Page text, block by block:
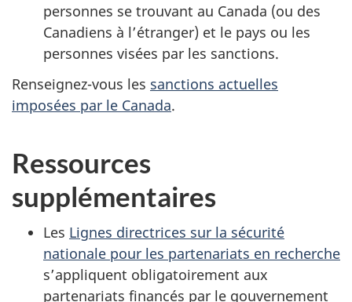
personnes se trouvant au Canada (ou des
Canadiens à l’étranger) et le pays ou les
personnes visées par les sanctions.
Renseignez-vous les sanctions actuelles
imposées par le Canada.
Ressources
supplémentaires
Les Lignes directrices sur la sécurité
nationale pour les partenariats en recherche
s’appliquent obligatoirement aux
partenariats financés par le gouvernement